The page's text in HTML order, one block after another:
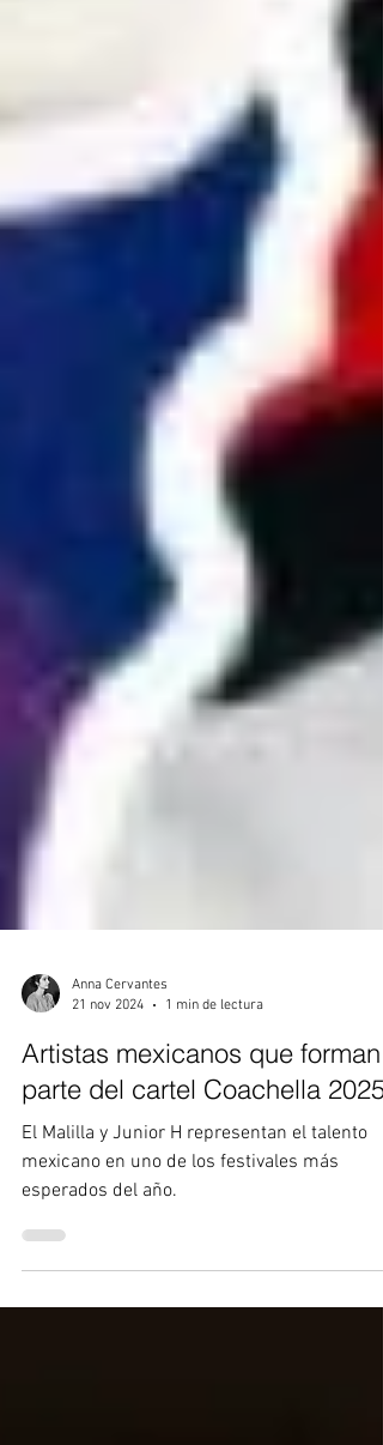
Anna Cervantes
21 nov 2024
1 min de lectura
Artistas mexicanos que forman
parte del cartel Coachella 2025
El Malilla y Junior H representan el talento
mexicano en uno de los festivales más